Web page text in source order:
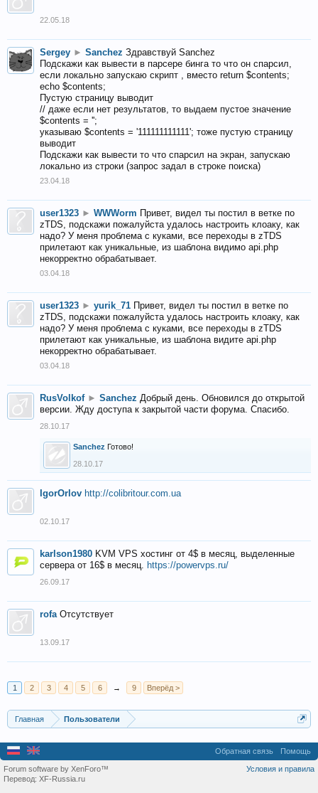
22.05.18
Sergey ► Sanchez Здравствуй Sanchez
Подскажи как вывести в парсере бинга то что он спарсил,
если локально запускаю скрипт , вместо return $contents;
echo $contents;
Пустую страницу выводит
// даже если нет результатов, то выдаем пустое значение
$contents = '';
указываю $contents = '111111111111'; тоже пустую страницу
выводит
Подскажи как вывести то что спарсил на экран, запускаю
локально из строки (запрос задал в строке поиска)
23.04.18
user1323 ► WWWorm Привет, видел ты постил в ветке по
zTDS, подскажи пожалуйста удалось настроить клоаку, как
надо? У меня проблема с куками, все переходы в zTDS
прилетают как уникальные, из шаблона видимо api.php
некорректно обрабатывает.
03.04.18
user1323 ► yurik_71 Привет, видел ты постил в ветке по
zTDS, подскажи пожалуйста удалось настроить клоаку, как
надо? У меня проблема с куками, все переходы в zTDS
прилетают как уникальные, из шаблона видите api.php
некорректно обрабатывает.
03.04.18
RusVolkof ► Sanchez Добрый день. Обновился до открытой
версии. Жду доступа к закрытой части форума. Спасибо.
28.10.17
Sanchez Готово!
28.10.17
IgorOrlov http://colibritour.com.ua
02.10.17
karlson1980 KVM VPS хостинг от 4$ в месяц, выделенные
сервера от 16$ в месяц. https://powervps.ru/
26.09.17
rofa Отсутствует
13.09.17
1 2 3 4 5 6 → 9 Вперёд >
Главная Пользователи
Обратная связь Помощь
Условия и правила
Forum software by XenForo™
Перевод: XF-Russia.ru